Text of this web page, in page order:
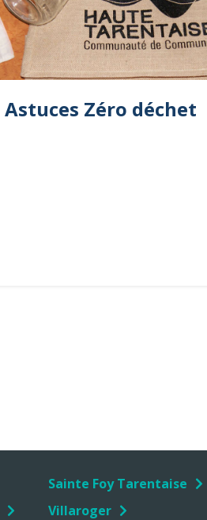
Astuces Zéro déchet
Sainte Foy Tarentaise
Villaroger